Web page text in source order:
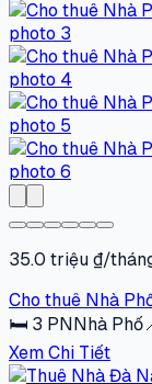
35.0 triệu ₫/
Cho thuê Nhà
🛏 3 PNNhà Phố
Xem Chi Tiết